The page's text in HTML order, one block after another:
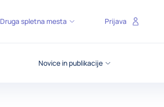
Novice in publikacije
Druga spletna mesta Prijava